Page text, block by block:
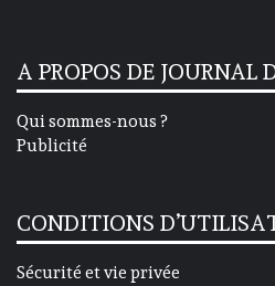
A PROPOS DE JOURNAL
Qui sommes-nous ?
Publicité
CONDITIONS
Sécurité et vie privée